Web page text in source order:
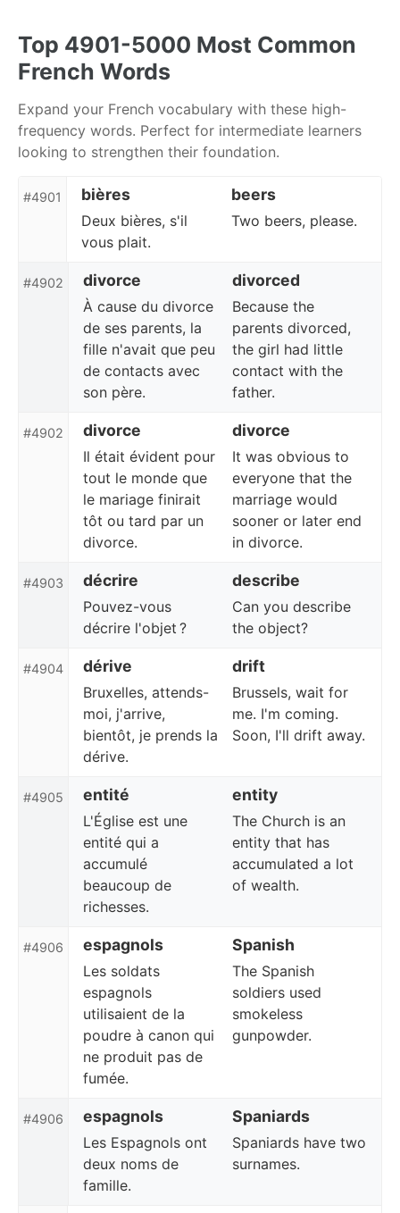
primary
navigation
content
footer
Top 4901-5000 Most Common
French Words
Expand your French vocabulary with these high-
frequency words. Perfect for intermediate learners
looking to strengthen their foundation.
#4901 bières beers
Deux bières, s'il
vous plait.
Two beers, please.
#4902 divorce divorced
À cause du divorce
de ses parents, la
fille n'avait que peu
de contacts avec
son père.
Because the
parents divorced,
the girl had little
contact with the
father.
#4902 divorce divorce
Il était évident pour
tout le monde que
le mariage finirait
tôt ou tard par un
divorce.
It was obvious to
everyone that the
marriage would
sooner or later end
in divorce.
#4903 décrire describe
Pouvez-vous
décrire l'objet ?
Can you describe
the object?
#4904 dérive drift
Bruxelles, attends-
moi, j'arrive,
bientôt, je prends la
dérive.
Brussels, wait for
me. I'm coming.
Soon, I'll drift away.
#4905 entité entity
L'Église est une
entité qui a
accumulé
beaucoup de
richesses.
The Church is an
entity that has
accumulated a lot
of wealth.
#4906 espagnols Spanish
Les soldats
espagnols
utilisaient de la
poudre à canon qui
ne produit pas de
fumée.
The Spanish
soldiers used
smokeless
gunpowder.
#4906 espagnols Spaniards
Les Espagnols ont
deux noms de
famille.
Spaniards have two
surnames.